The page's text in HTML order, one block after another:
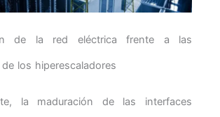
de la red eléctrica frente a las
los hiperescaladores
la maduración de las interfaces